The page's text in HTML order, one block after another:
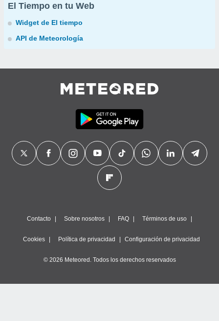
El Tiempo en tu Web
Widget de El tiempo
API de Meteorología
Contacto Sobre nosotros FAQ Términos de uso
Cookies Política de privacidad Configuración de privacidad
© 2026 Meteored. Todos los derechos reservados